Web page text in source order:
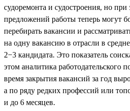
судоремонта и судостроения, но при
предложений работы теперь могут
перебирать вакансии и
на одну вакансию в отрасли в
2−3 кандидата. Это показатель
этом аналитика работодательского
время закрытия вакансий за год
а по ряду редких профессий или
и до 6 месяцев.